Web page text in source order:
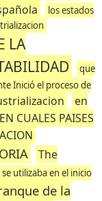
los estados
LA
que
Inició el proceso de
en
EN CUALES PAISES
The
utilizaba en el inicio
de la